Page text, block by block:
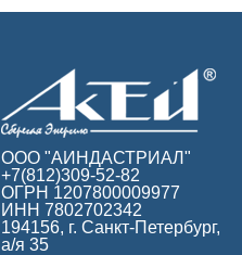
ООО "АИНДАСТРИАЛ"
+7(812)309-52-82
ОГРН 1207800009977
ИНН 7802702342
194156, г. Санкт-Петербург,
а/я 35